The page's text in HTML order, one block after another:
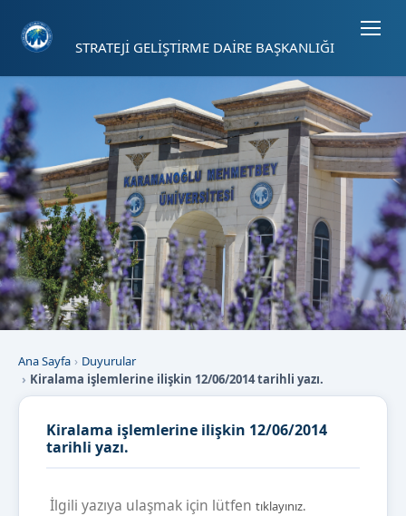
STRATEJİ GELİŞTİRME DAİRE BAŞKANLIĞI
Ana Sayfa
Duyurular
Kiralama işlemlerine ilişkin 12/06/2014 tarihli yazı.
Kiralama işlemlerine ilişkin 12/06/2014
tarihli yazı.
İlgili yazıya ulaşmak için lütfen tıklayınız.